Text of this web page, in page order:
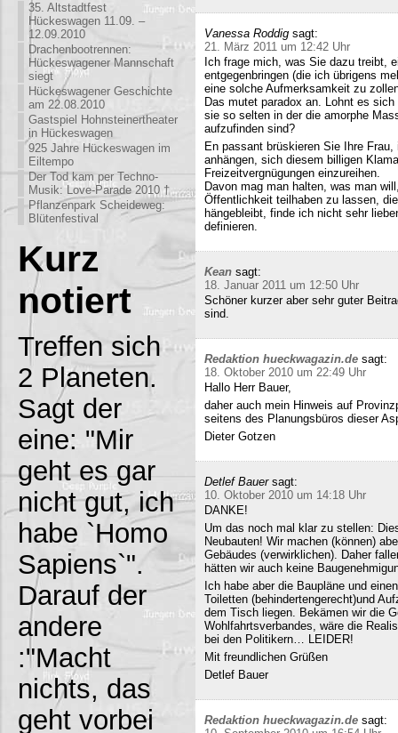
35. Altstadtfest
Hückeswagen 11.09. –
12.09.2010
Drachenbootrennen:
Hückeswagener Mannschaft
siegt
Hückeswagener Geschichte
am 22.08.2010
Gastspiel Hohnsteinertheater
in Hückeswagen
925 Jahre Hückeswagen im
Eiltempo
Der Tod kam per Techno-
Musik: Love-Parade 2010 †
Pflanzenpark Scheideweg:
Blütenfestival
Kurz
notiert
Treffen sich
2 Planeten.
Sagt der
eine: "Mir
geht es gar
nicht gut, ich
habe `Homo
Sapiens`".
Darauf der
andere
:"Macht
nichts, das
geht vorbei
Vanessa Roddig sagt:
21. März 2011 um 12:42 Uhr
Ich frage mich, was Sie dazu treibt,
entgegenbringen (die ich übrigens
eine solche Aufmerksamkeit zu
Das mutet paradox an. Lohnt es
sie so selten in der die amorphe
aufzufinden sind?
En passant brüskieren Sie Ihre
anhängen, sich diesem billigen
Freizeitvergnügungen einzureihen.
Davon mag man halten, was man
Öffentlichkeit teilhaben zu lassen,
hängebleibt, finde ich nicht sehr
definieren.
Kean sagt:
18. Januar 2011 um 12:50 Uhr
Schöner kurzer aber sehr guter
sind.
Redaktion hueckwagazin.de sagt:
18. Oktober 2010 um 22:49 Uhr
Hallo Herr Bauer,
daher auch mein Hinweis auf
seitens des Planungsbüros dieser
Dieter Gotzen
Detlef Bauer sagt:
10. Oktober 2010 um 14:18 Uhr
DANKE!
Um das noch mal klar zu stellen:
Neubauten! Wir machen (können)
Gebäudes (verwirklichen). Daher
hätten wir auch keine
Ich habe aber die Baupläne und
Toiletten (behindertengerecht)und
dem Tisch liegen. Bekämen wir die
Wohlfahrtsverbandes, wäre die
bei den Politikern… LEIDER!
Mit freundlichen Grüßen
Detlef Bauer
Redaktion hueckwagazin.de sagt: